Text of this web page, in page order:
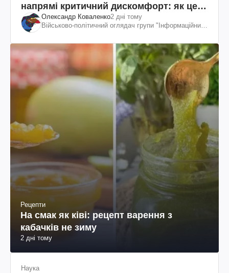
напрямі критичний дискомфорт: як це
вдалосяОлександр Коваленко2 дні тому
Військово-політичний оглядач групи "Інформаційний
Рецепти
На смак як ківі: рецепт варення з
кабачків не зиму
2 дні тому
Наука